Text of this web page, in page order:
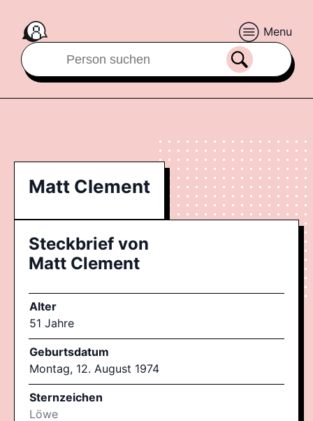
Menu
Matt Clement
Steckbrief von
Matt Clement
Alter
51 Jahre
Geburtsdatum
Montag, 12. August 1974
Sternzeichen
Löwe